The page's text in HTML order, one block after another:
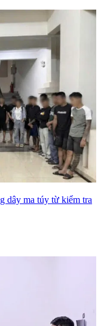
dây ma túy từ kiểm tra